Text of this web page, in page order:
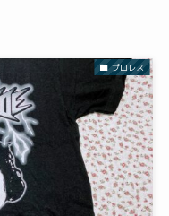
プロレス